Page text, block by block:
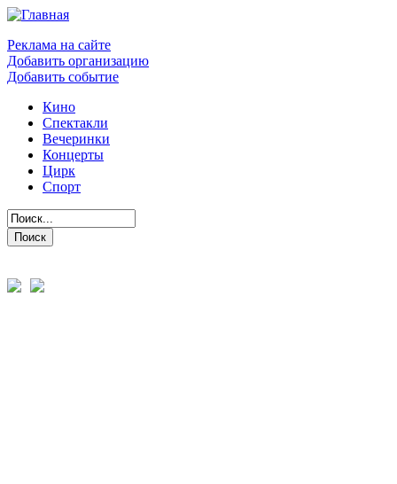
Реклама на сайте
Добавить организацию
Добавить событие
Кино
Спектакли
Вечеринки
Концерты
Цирк
Спорт